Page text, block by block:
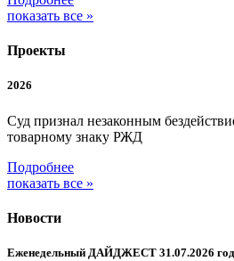
показать все »
Проекты
2026
Суд признал незаконным
товарному знаку РЖД
Подробнее
показать все »
Новости
Еженедельный ДАЙДЖЕСТ 31.07.2026